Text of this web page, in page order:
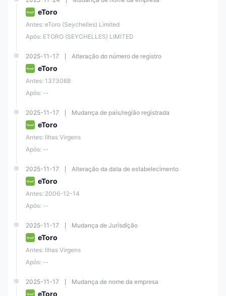
eToro
Antes: eToro (Seychelles) Limited
Após: ETORO (SEYCHELLES) LIMITED
2025-11-17 Alteração do número de registro
eToro
Antes: 1373068
Após: --
2025-11-17 Mudança de país/região registrada
eToro
Antes: Ilhas Virgens
Após: --
2025-11-17 Alteração da data de estabelecimento
eToro
Antes: 2006-12-14
Após: --
2025-11-17 Mudança de Jurisdição
eToro
Antes: Ilhas Virgens
Após: --
2025-11-17 Mudança de nome da empresa
eToro